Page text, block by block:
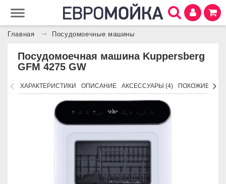
Главная Посудомоечные машины
Посудомоечная машина Kuppersberg
GFM 4275 GW
ХАРАКТЕРИСТИКИ ОПИСАНИЕ АКСЕССУАРЫ (4) ПОХОЖИЕ